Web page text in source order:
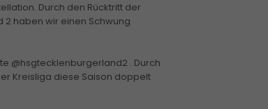
Durch den Rücktritt der
2 haben wir einen Schwung
@hsgtecklenburgerland2 . Durch
Kreisliga diese Saison doppelt